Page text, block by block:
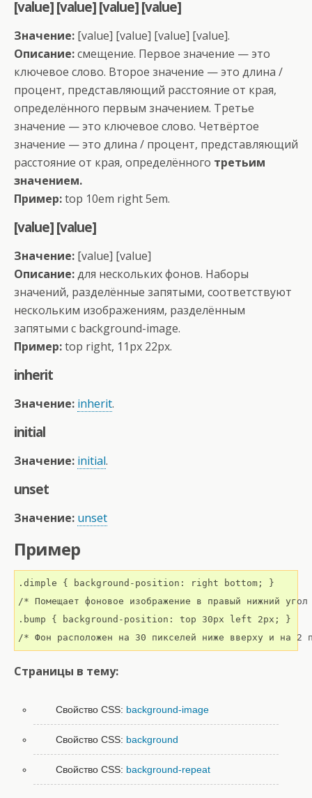
[value] [value] [value] [value]
Значение: [value] [value] [value] [value].
Описание:смещение. Первое значение — это
ключевое слово. Второе значение — это длина /
процент, представляющий расстояние от края,
определённого первым значением. Третье
значение — это ключевое слово. Четвёртое
значение — это длина / процент, представляющий
расстояние от края, определённого третьим
значением.
Пример:top 10em right 5em.
[value] [value]
Значение: [value] [value]
Описание:для нескольких фонов. Наборы
значений, разделённые запятыми, соответствуют
нескольким изображениям, разделённым
запятыми с background-image.
Пример:top right, 11px 22px.
inherit
Значение: inherit.
initial
Значение: initial.
unset
Значение: unset
Пример
.dimple { background-position: right bottom; }
/* Помещает фоновое изображение в правый нижний
.bump { background-position: top 30px left 2px; }
/* Фон расположен на 30 пикселей ниже вверху и на 2
Страницы в тему:
Свойство CSS: background-image
Свойство CSS: background
Свойство CSS: background-repeat